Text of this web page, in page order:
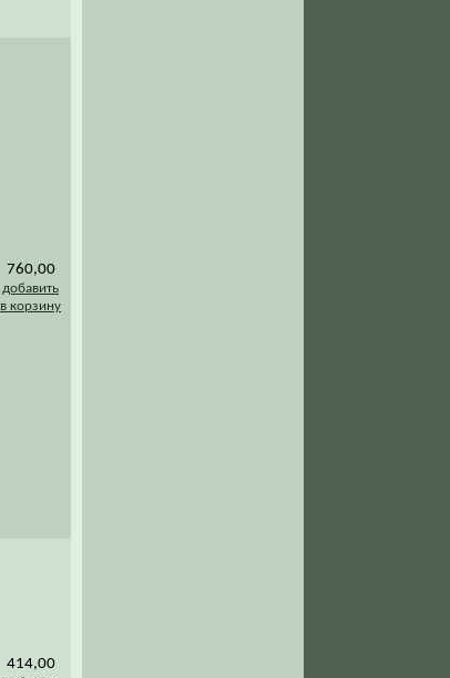
760,00
добавить
в корзину
414,00